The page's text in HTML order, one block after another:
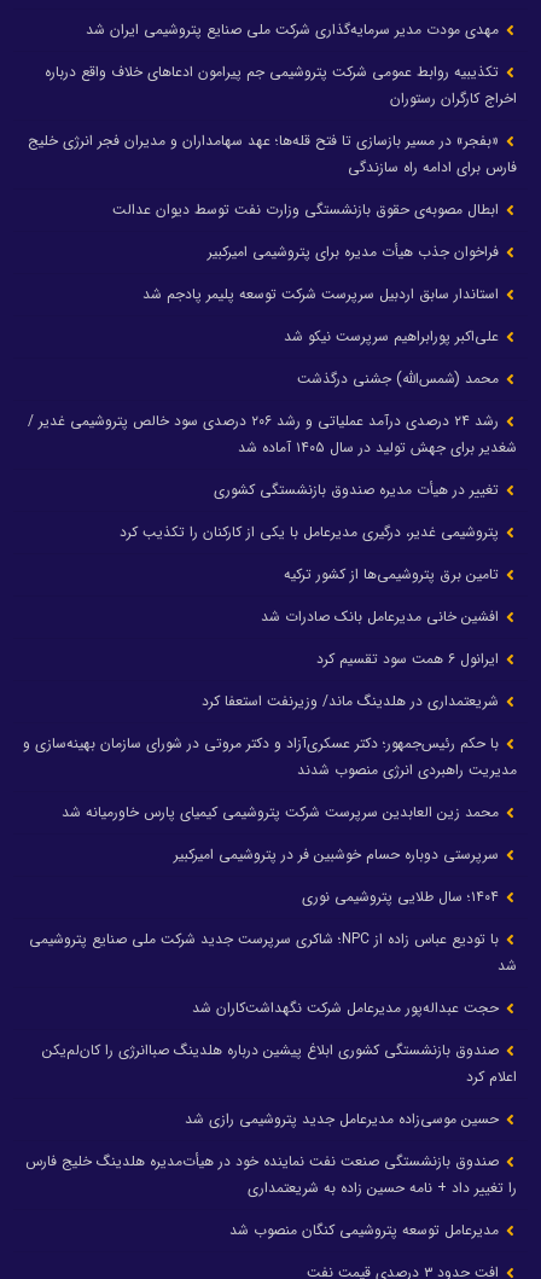
مهدی مودت مدیر سرمایه‌گذاری شرکت ملی صنایع پتروشیمی ایران شد
تکذیبیه روابط عمومی شرکت پتروشیمی جم پیرامون ادعاهای خلاف واقع درباره
اخراج کارگران رستوران
«بفجر» در مسیر بازسازی تا فتح قله‌ها؛ عهد سهامداران و مدیران فجر انرژی خلیج
فارس برای ادامه راه سازندگی
ابطال مصوبه‌ی حقوق بازنشستگی وزارت نفت توسط دیوان عدالت
فراخوان جذب هیأت مدیره برای پتروشیمی امیرکبیر
استاندار سابق اردبیل سرپرست شرکت توسعه پلیمر پادجم شد
علی‌اکبر پورابراهیم سرپرست نیکو شد
محمد (شمس‌الله) جشنی درگذشت
رشد ۲۴ درصدی درآمد عملیاتی و رشد ۲۰۶ درصدی سود خالص پتروشیمی غدیر /
شغدیر برای جهش تولید در سال ۱۴۰۵ آماده شد
تغییر در هیأت مدیره صندوق بازنشستگی کشوری
پتروشیمی غدیر، درگیری مدیرعامل با یکی از کارکنان را تکذیب کرد
تامین برق پتروشیمی‌ها از کشور ترکیه
افشین خانی مدیرعامل بانک صادرات شد
ایرانول ۶ همت سود تقسیم کرد
شریعتمداری در هلدینگ ماند/ وزیرنفت استعفا کرد
با حکم رئیس‌جمهور؛ دکتر عسکری‌آزاد و دکتر مروتی در شورای سازمان بهینه‌سازی و
مدیریت راهبردی انرژی منصوب شدند
محمد زین العابدین سرپرست شرکت پتروشیمی کیمیای پارس خاورمیانه شد
سرپرستی دوباره حسام خوشبین فر در پتروشیمی امیرکبیر
با تودیع عباس زاده از NPC؛ شاکری سرپرست جدید شرکت ملی صنایع پتروشیمی
شد
حجت عبداله‌پور مدیرعامل شرکت نگهداشت‌کاران شد
صندوق بازنشستگی کشوری ابلاغ پیشین درباره هلدینگ صباانرژی را کان‌لم‌یکن
اعلام کرد
حسین موسی‌زاده مدیرعامل جدید پتروشیمی رازی شد
صندوق بازنشستگی صنعت نفت نماینده خود در هیأت‌مدیره هلدینگ خلیج فارس
را تغییر داد + نامه حسین زاده به شریعتمداری
مدیرعامل توسعه پتروشیمی کنگان منصوب شد
افت حدود ۳ درصدی قیمت نفت